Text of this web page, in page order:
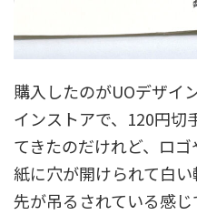
購入したのがUOデザイ
インストアで、120円切
てきたのだけれど、ロ
紙に穴が開けられて白
先が吊るされている感